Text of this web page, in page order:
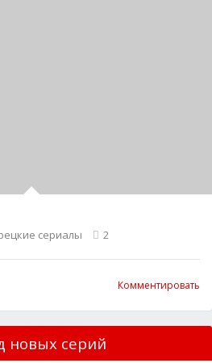
сериалы 2
Комментировать
новых серий